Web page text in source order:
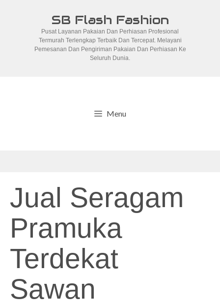
SB Flash Fashion
Pusat Layanan Pakaian Dan Perhiasan Profesional
Termurah Terlengkap Terbaik Dan Tercepat. Melayani
Pemesanan Dan Pengiriman Pakaian Dan Perhiasan Ke
Seluruh Dunia.
Menu
Jual Seragam
Pramuka
Terdekat
Sawan